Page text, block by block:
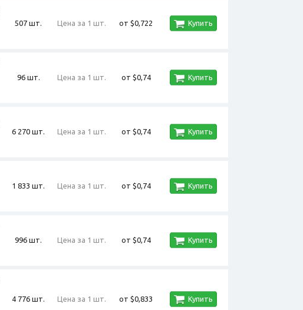
507 шт. Цена за 1 шт. от $0,722 Купить
96 шт. Цена за 1 шт. от $0,74 Купить
6 270 шт. Цена за 1 шт. от $0,74 Купить
1 833 шт. Цена за 1 шт. от $0,74 Купить
996 шт. Цена за 1 шт. от $0,74 Купить
4 776 шт. Цена за 1 шт. от $0,833 Купить